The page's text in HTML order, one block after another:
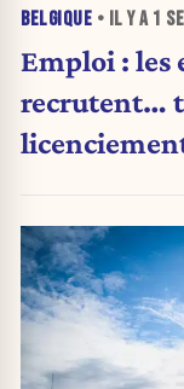
BELGIQUE • IL Y A 1
Emploi : les
recrutent…